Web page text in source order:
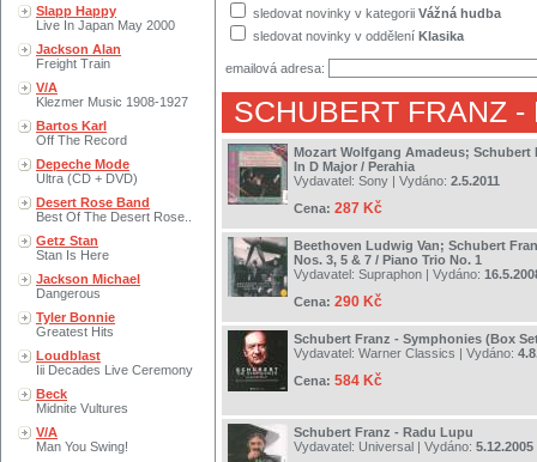
Slapp Happy
Live In Japan May 2000
Jackson Alan
Freight Train
V/A
Klezmer Music 1908-1927
Bartos Karl
Off The Record
Depeche Mode
Ultra (CD + DVD)
Desert Rose Band
Best Of The Desert Rose..
Getz Stan
Stan Is Here
Jackson Michael
Dangerous
Tyler Bonnie
Greatest Hits
Loudblast
Iii Decades Live Ceremony
Beck
Midnite Vultures
V/A
Man You Swing!
sledovat novinky v kategorii Vážná hudba
sledovat novinky v oddělení Klasika
emailová adresa:
SCHUBERT FRANZ -
Mozart Wolfgang Amadeus; Schubert
In D Major / Perahia
Vydavatel: Sony | Vydáno: 2.5.2011
Cena: 287 Kč
Beethoven Ludwig Van; Schubert
Nos. 3, 5 & 7 / Piano Trio No. 1
Vydavatel: Supraphon | Vydáno:
Cena: 290 Kč
Schubert Franz - Symphonies (Box
Vydavatel: Warner Classics | Vydáno:
Cena: 584 Kč
Schubert Franz - Radu Lupu
Vydavatel: Universal | Vydáno: 5.12.2005